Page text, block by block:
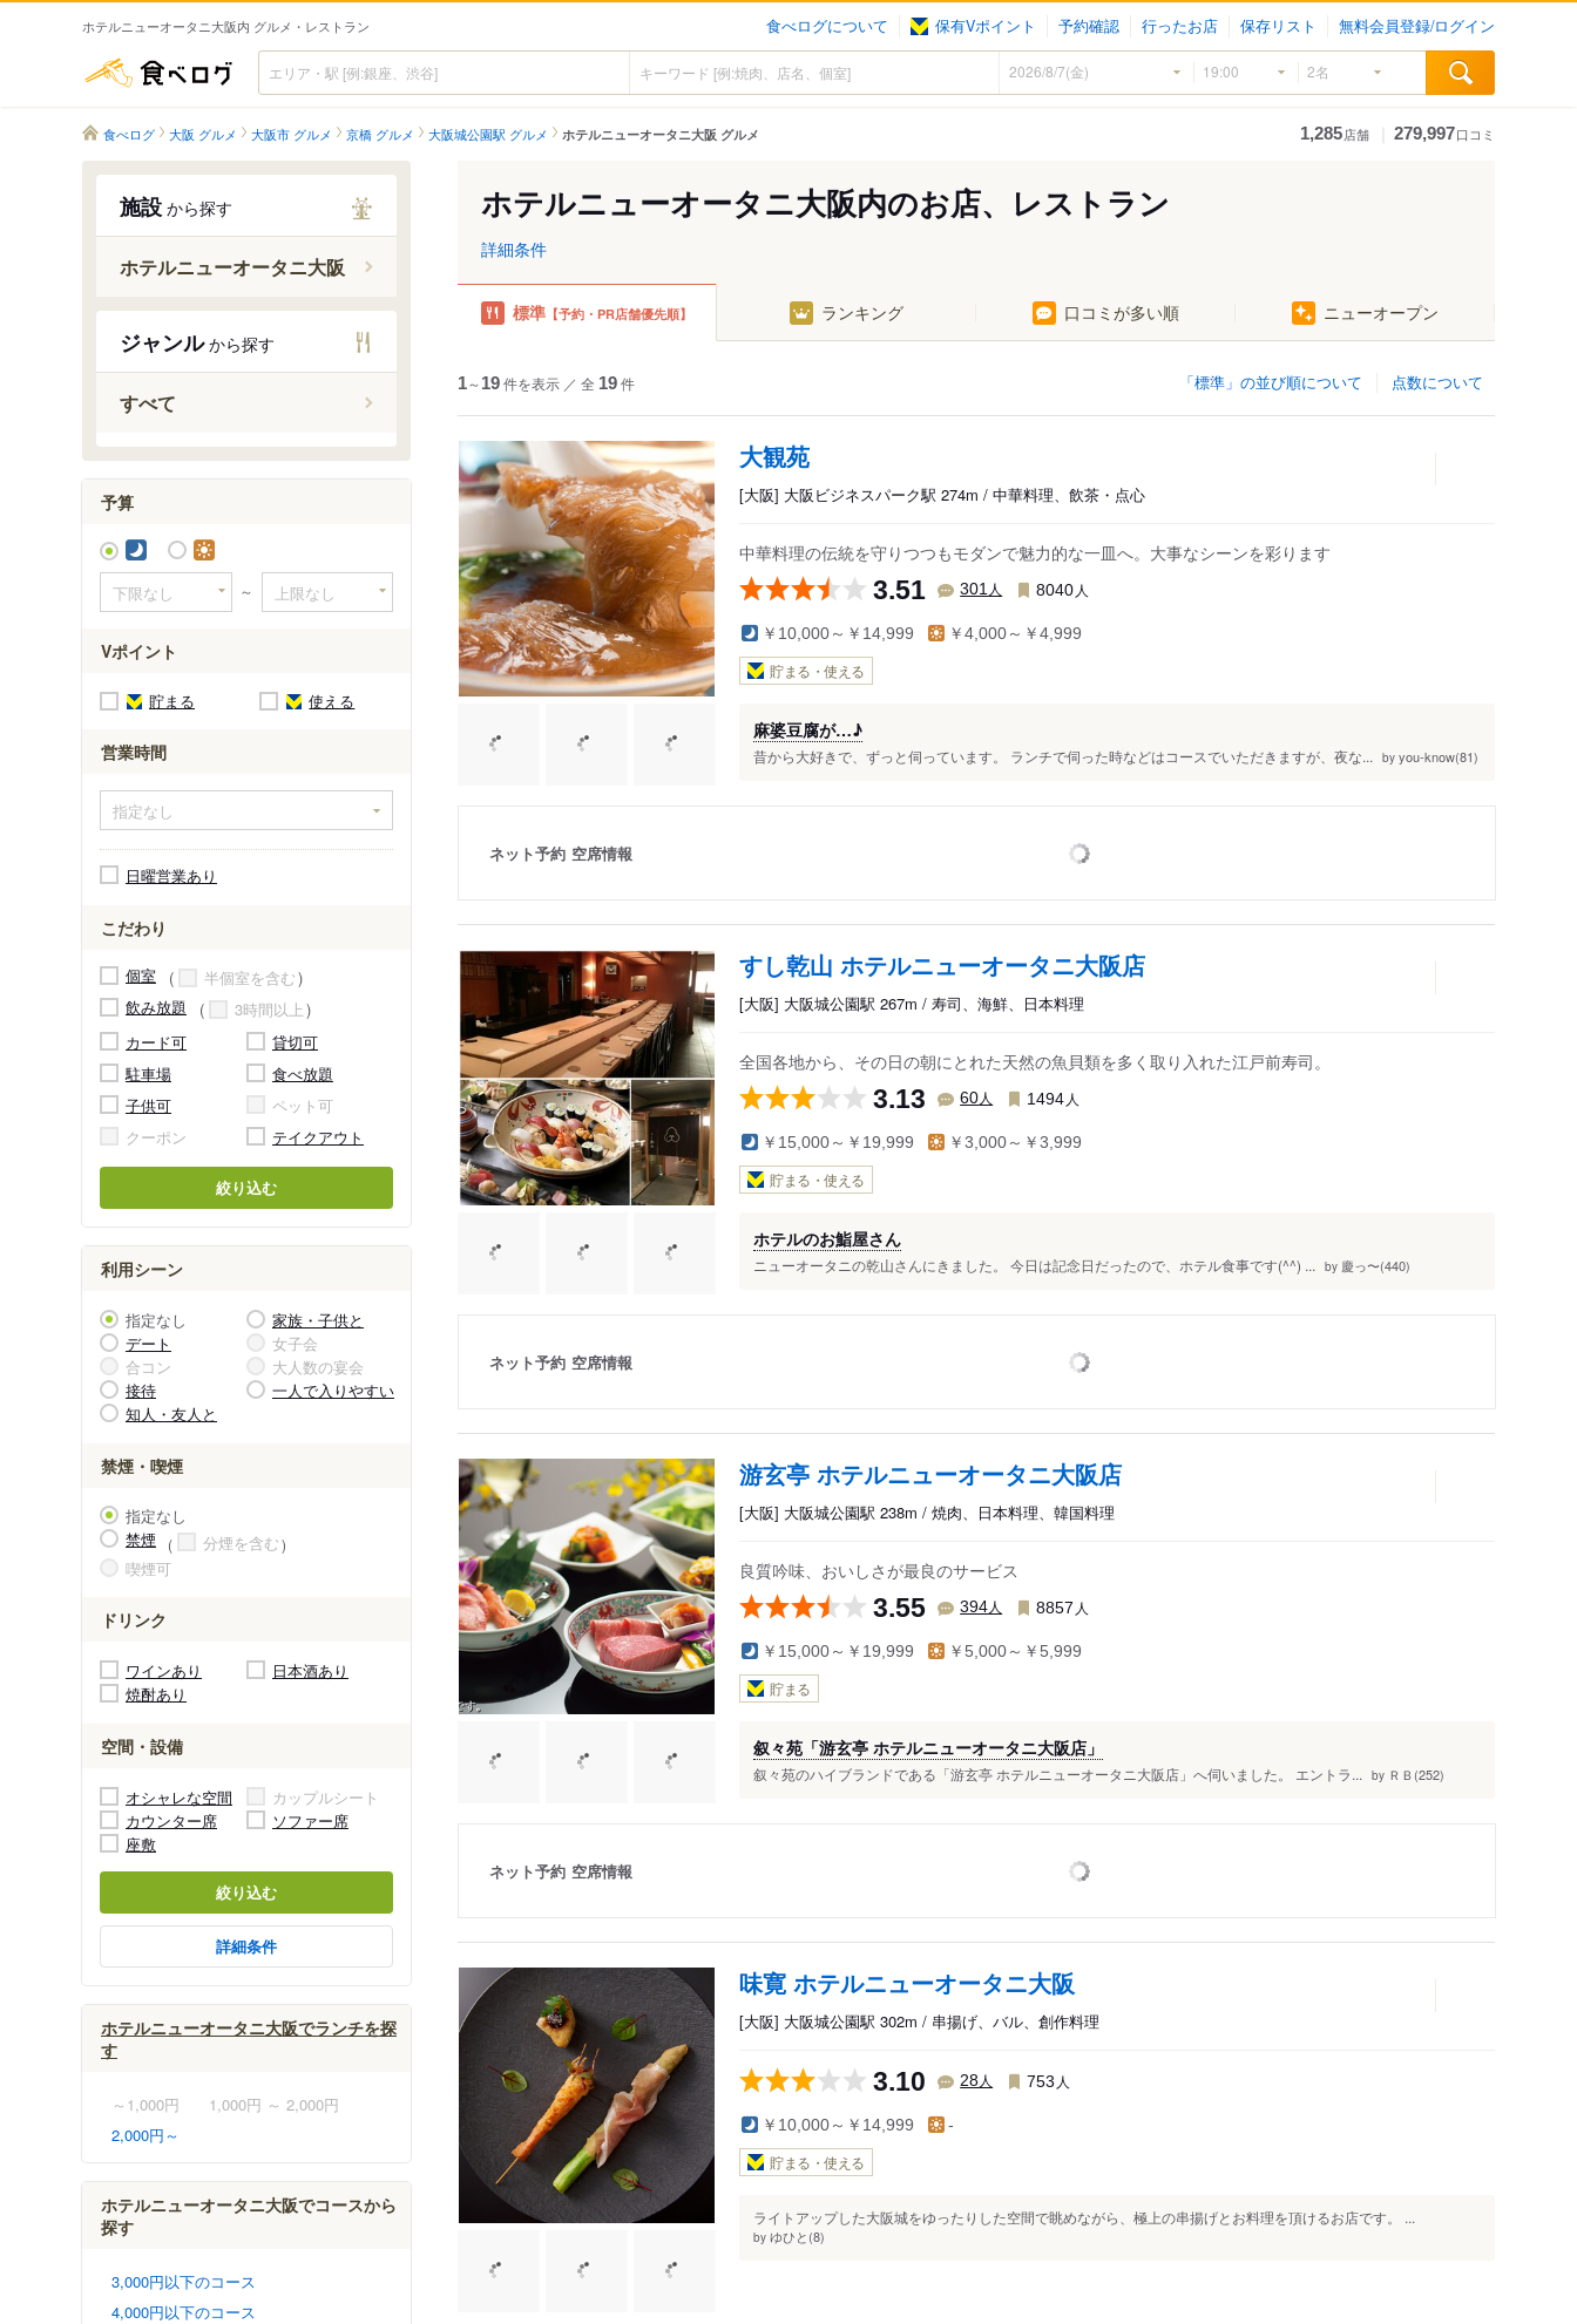
ホテルニューオータニ大阪内 グルメ・レストラン 食べログについて 保有Vポイント 予約確認 行ったお店 保存リスト 無料会員登録/ログイン
食べログ
食べログ 大阪 グルメ 大阪市 グルメ 京橋 グルメ 大阪城公園駅 グルメ ホテルニューオータニ大阪 グルメ 1,285店舗 279,997口コミ
施設 から探す
ホテルニューオータニ大阪
ジャンルから探す
すべて
予算
～
Vポイント
貯まる 使える
営業時間
日曜営業あり
こだわり
個室
半個室を含む
飲み放題
3時間以上
カード可
貸切可
駐車場
食べ放題
子供可
ペット可
クーポン
テイクアウト
絞り込む
利用シーン
指定なし
家族・子供と
デート
女子会
合コン
大人数の宴会
接待
一人で入りやすい
知人・友人と
禁煙・喫煙
指定なし
禁煙
分煙を含む
喫煙可
ドリンク
ワインあり
日本酒あり
焼酎あり
空間・設備
オシャレな空間
カップルシート
カウンター席
ソファー席
座敷
絞り込む
詳細条件
ホテルニューオータニ大阪でランチを探
す
～1,000円
1,000円 ～ 2,000円
2,000円～
ホテルニューオータニ大阪でコースから
探す
3,000円以下のコース
4,000円以下のコース
ホテルニューオータニ大阪内のお店、レストラン
詳細条件
標準 【予約・PR店舗優先順】 ランキング 口コミが多い順 ニューオープン
1～19件を表示 ／ 全 19件 点数について
「標準」の並び順について
大観苑
[大阪] 大阪ビジネスパーク駅 274m / 中華料理、飲茶・点心
中華料理の伝統を守りつつもモダンで魅力的な一皿へ。大事なシーンを彩ります
3.51 301人 8040 人
￥10,000～￥14,999 ￥4,000～￥4,999
貯まる・使える
麻婆豆腐が…♪
昔から大好きで、ずっと伺っています。 ランチで伺った時などはコースでいただきますが、夜な... by you-know(81)
ネット予約 空席情報
すし乾山 ホテルニューオータニ大阪店
[大阪] 大阪城公園駅 267m / 寿司、海鮮、日本料理
全国各地から、その日の朝にとれた天然の魚貝類を多く取り入れた江戸前寿司。
3.13 60人 1494 人
￥15,000～￥19,999 ￥3,000～￥3,999
貯まる・使える
ホテルのお鮨屋さん
ニューオータニの乾山さんにきました。 今日は記念日だったので、ホテル食事です(^^) ... by 慶っ〜(440)
ネット予約 空席情報
游玄亭 ホテルニューオータニ大阪店
[大阪] 大阪城公園駅 238m / 焼肉、日本料理、韓国料理
良質吟味、おいしさが最良のサービス
3.55 394人 8857 人
￥15,000～￥19,999 ￥5,000～￥5,999
貯まる
叙々苑「游玄亭 ホテルニューオータニ大阪店」
叙々苑のハイブランドである「游玄亭 ホテルニューオータニ大阪店」へ伺いました。 エントラ... by ＲＢ(252)
ネット予約 空席情報
味寛 ホテルニューオータニ大阪
[大阪] 大阪城公園駅 302m / 串揚げ、バル、創作料理
3.10 28人 753 人
￥10,000～￥14,999 -
貯まる・使える
ライトアップした大阪城をゆったりした空間で眺めながら、極上の串揚げとお料理を頂けるお店です。 ...
by ゆひと(8)